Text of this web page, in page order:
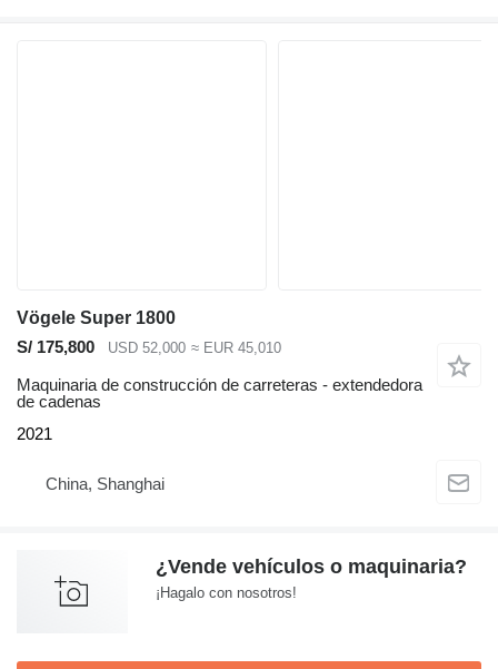
Vögele Super 1800
S/ 175,800
USD 52,000 ≈ EUR 45,010
Maquinaria de construcción de carreteras - extendedora
de cadenas
2021
China, Shanghai
¿Vende vehículos o maquinaria?
¡Hagalo con nosotros!